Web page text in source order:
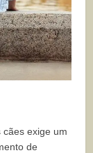
exige um
de